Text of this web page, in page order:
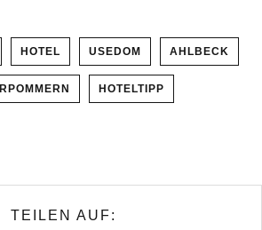
HOTEL USEDOM AHLBECK
HOTELTIPP
TEILEN AUF: